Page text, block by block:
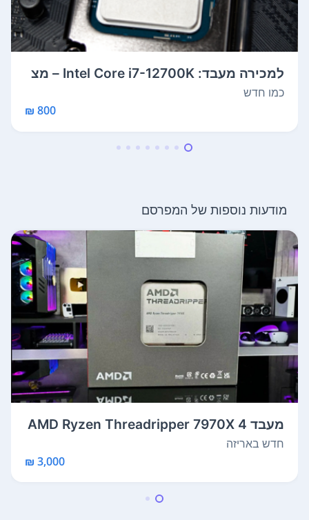
למכירה מעבד: Intel Core i7-12700K – מצ
ב ...
כמו חדש
800 ₪
מודעות נוספות של המפרסם
מעבד AMD Ryzen Threadripper 7970X 4
GHz ...
חדש באריזה
3,000 ₪